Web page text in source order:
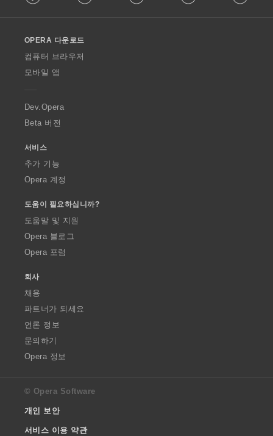
w
O
p
a
OPERA 다운로드
컴퓨터 브라우저
모바일 앱
Dev.Opera
Beta 버전
서비스
추가 기능
Opera 계정
도움이 필요하십니까?
도움말 및 지원
Opera 블로그
Opera 포럼
회사
채용
파트너가 되세요
언론 정보
문의하기
Opera 정보
© Opera Software
개인 보안
서비스 이용 약관